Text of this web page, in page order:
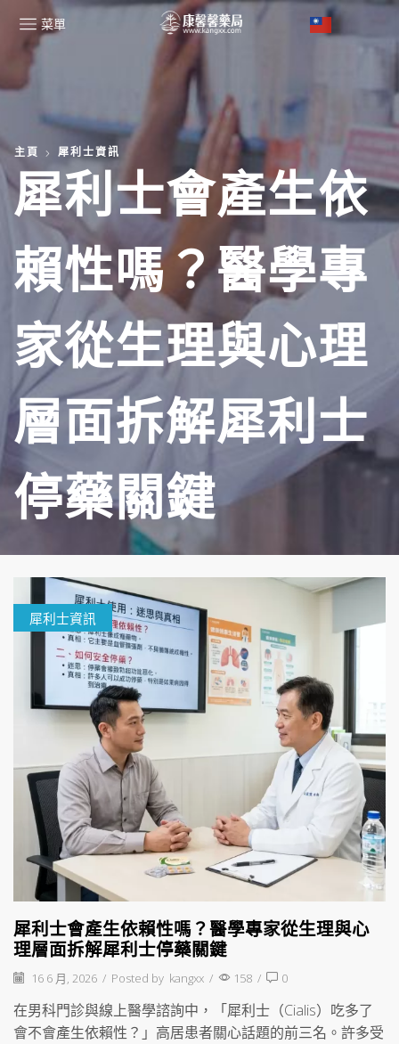
菜單
主頁 犀利士資訊
犀利士會產生依
賴性嗎？醫學專
家從生理與心理
層面拆解犀利士
停藥關鍵
犀利士資訊
犀利士會產生依賴性嗎？醫學專家從生理與心
理層面拆解犀利士停藥關鍵
16 6 月, 2026 / Posted by kangxx / 158 / 0
在男科門診與線上醫學諮詢中，「犀利士（Cialis）吃多了
會不會產生依賴性？」高居患者關心話題的前三名。許多受